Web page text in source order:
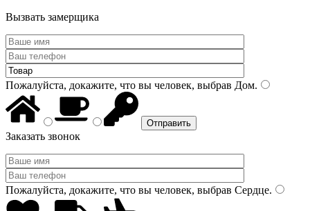
Вызвать замерщика
Пожалуйста, докажите, что вы человек, выбрав Дом.
Заказать звонок
Пожалуйста, докажите, что вы человек, выбрав Сердце.